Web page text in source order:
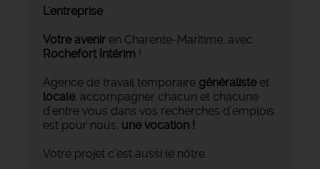
L'entreprise
Votre avenir en Charente-Maritime, avec
Rochefort Intérim !
Agence de travail temporaire généralisteet
locale, accompagner chacun et chacune
d’entre vous dans vos recherches d’emplois
est pour nous, une vocation !
Votre projet c’est aussi le nôtre.